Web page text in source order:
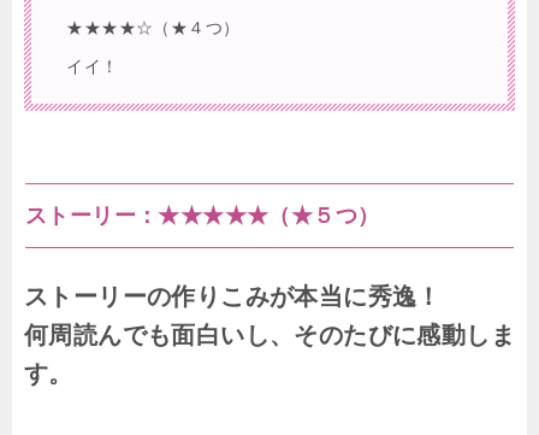
★★★★☆（★４つ）
イイ！
ストーリー：★★★★★（★５つ）
ストーリーの作りこみが本当に秀逸！
何周読んでも面白いし、そのたびに感動しま
す。